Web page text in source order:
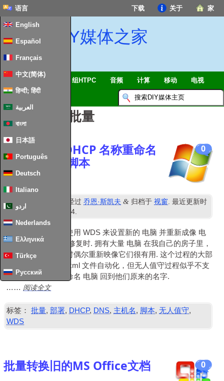
家
关于
下载
语言
English
Español
Français
中文(简体)
हिन्दी; हिंदी
العربية
বাংলা
日本語
Português
Deutsch
Italiano
اردو
Nederlands
Ελληνικά
Türkçe
Русский
DIY媒体之家
智能家居 & 物联网 组HTPC 音频 计算 移动 电视
文章标签： 批量
0
根据保留的 DHCP 名称重命名
PC 的批处理脚本
发表 5 经过乔恩·斯凯夫 & 归档于视窗. 最近更新时
间28th January 2024.
我在独立服务器上使用 WDS 来设置新的 电脑 并重新成像 电
脑 当他们最终无法修复时. 拥有大量 电脑 在我自己的房子里，
在交换或升级硬件时偶尔重新映像它们很有用. 这个过程的大部
分现在由 unattend.xml 文件自动化，但无人值守过程似乎不支
持的一个步骤是重命名 电脑 回到他们原来的名字.
…… 阅读全文
标签： 批量,部署, DHCP, DNS, 主机名, 脚本,无人值守,
WDS
0
批量转换旧的MS Office文档